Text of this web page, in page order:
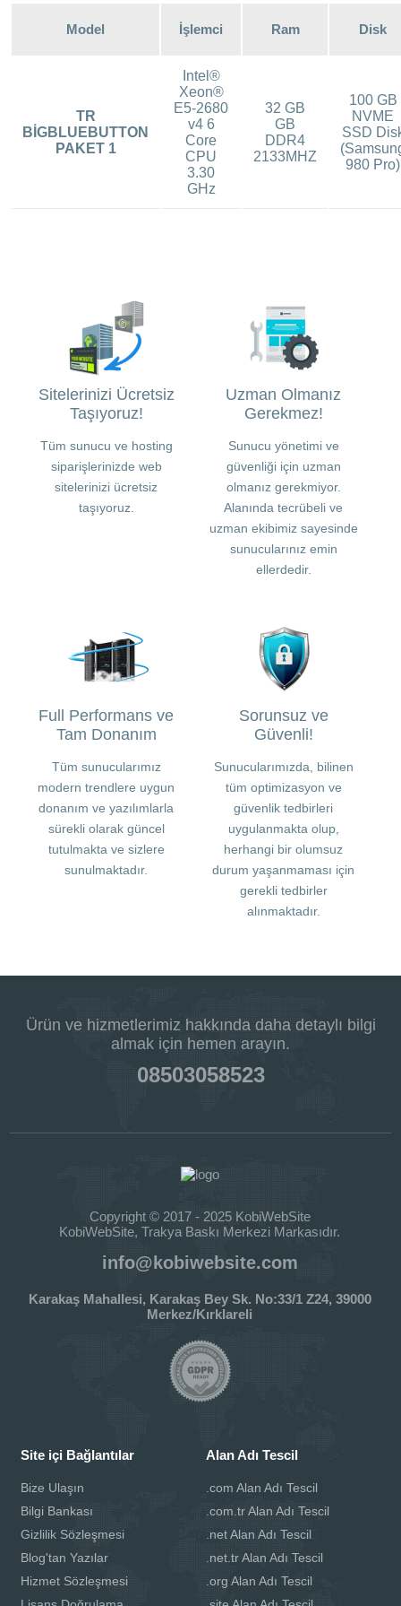
Model İşlemci Ram Disk
TR
BİGBLUEBUTTON
PAKET 1
Intel®
Xeon®
E5-2680
v4 6
Core
CPU
3.30
GHz
32 GB
GB
DDR4
2133MHZ
100 GB
NVME
SSD
980 Pro)
Sitelerinizi Ücretsiz
Taşıyoruz!
Tüm sunucu ve hosting
siparişlerinizde web
sitelerinizi ücretsiz
taşıyoruz.
Uzman Olmanız
Gerekmez!
Sunucu yönetimi ve
güvenliği için uzman
olmanız gerekmiyor.
Alanında tecrübeli ve
uzman ekibimiz sayesinde
sunucularınız emin
ellerdedir.
Full Performans ve
Tam Donanım
Tüm sunucularımız
modern trendlere uygun
donanım ve yazılımlarla
sürekli olarak güncel
tutulmakta ve sizlere
sunulmaktadır.
Sorunsuz ve
Güvenli!
Sunucularımızda, bilinen
tüm optimizasyon ve
güvenlik tedbirleri
uygulanmakta olup,
herhangi bir olumsuz
durum yaşanmaması için
gerekli tedbirler
alınmaktadır.
Ürün ve hizmetlerimiz hakkında daha detaylı bilgi
almak için hemen arayın.
08503058523
Copyright © 2017 - 2025 KobiWebSite
KobiWebSite, Trakya Baskı Merkezi Markasıdır.
info@kobiwebsite.com
Karakaş Mahallesi, Karakaş Bey Sk. No:33/1 Z24, 39000
Merkez/Kırklareli
Site içi Bağlantılar
Bize Ulaşın
Bilgi Bankası
Gizlilik Sözleşmesi
Blog'tan Yazılar
Hizmet Sözleşmesi
Alan Adı Tescil
.com Alan Adı Tescil
.com.tr Alan Adı Tescil
.net Alan Adı Tescil
.net.tr Alan Adı Tescil
.org Alan Adı Tescil